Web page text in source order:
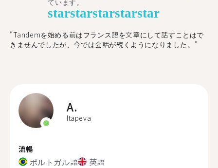
starstarstarstarstar
"​​Tandemを始める前はフランス語を文章にして話すことはで
きませんでしたが、今では会話が続くようになりました。"
A.
Itapeva
流暢
ポルトガル語 英語